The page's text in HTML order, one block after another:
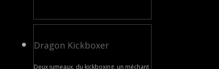
Dragon Kickboxer
Deux jumeaux, du kickboxing, un méchant